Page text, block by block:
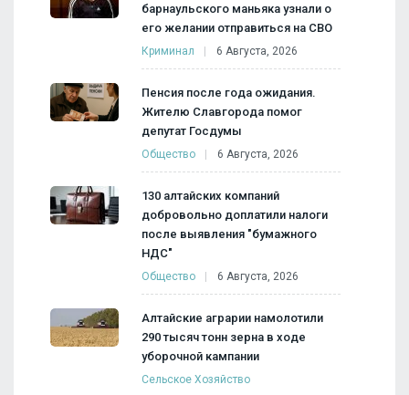
барнаульского маньяка узнали о
его желании отправиться на СВО
Криминал 6 Августа, 2026
Пенсия после года ожидания.
Жителю Славгорода помог
депутат Госдумы
Общество 6 Августа, 2026
130 алтайских компаний
добровольно доплатили налоги
после выявления "бумажного
НДС"
Общество 6 Августа, 2026
Алтайские аграрии намолотили
290 тысяч тонн зерна в ходе
уборочной кампании
Сельское Хозяйство